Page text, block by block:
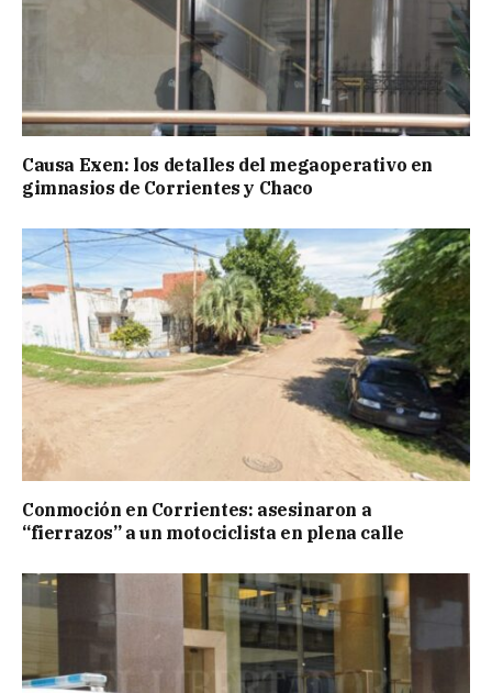
Causa Exen: los detalles del megaoperativo en
gimnasios de Corrientes y Chaco
Conmoción en Corrientes: asesinaron a
“fierrazos” a un motociclista en plena calle